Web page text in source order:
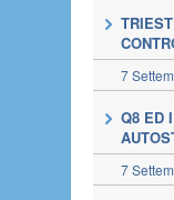
7
Q8 ED
7